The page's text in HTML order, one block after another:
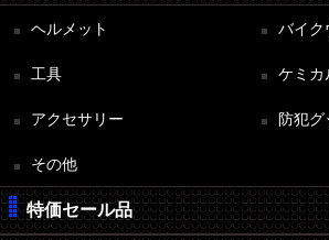
ヘルメット バイク
工具 ケミカ
アクセサリー 防犯グ
その他
特価セール品